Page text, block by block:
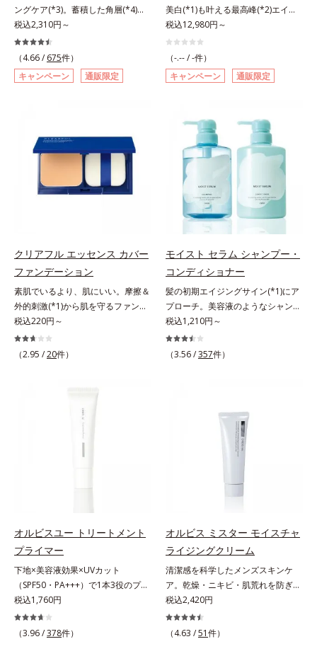
で、手軽においしくたんぱく質を摂
れます。*1 1杯分（約27g）当り。
コラーゲン含む。*2 ビタミンB1、
B2、B6、B12、ナイアシン、パン
トテン酸各商品の詳しい情報は商品
ページをご覧ください。・BEAUTY
ラ肌が長時間続きます。パウダータ
イプながら、SPF50+・PA++++。パ
ウダーならではの軽いつけごこち
で、日焼け止めが苦手な方にもおす
すめです。水や汗に強いスーパーウ
ォータープルーフ(*4)だから、レジ
合＝セミマット肌を叶える球状と板
状の粉体*2 シリカ6種類、セルロー
ス*3 シリカ配合＝皮脂を吸着する
粉体*4 化粧持ち性能
ングケア(*3)。蓄積した角層(*4)を
絡めとりくすみ(*5)を晴らす高密着
マイルドピーリング(*6)洗顔料。ハ
リも透明感(*7)も結果主義。年齢サ
イン(*8)の因子に着目した肌科学エ
イジングケア(*3)シリーズ。オルビ
原因に着目。加齢とともに現れる年
齢サインについて研究を進めたとこ
ろ、弾力感のない状態である「ハリ
のなさ」や、くすみ(*5)などが現れ
美容成分(*9)として「G.D.F.アクテ
ィベーター(*10)」を配合。そし
て、従来から配合している美白(*1)
有効成分「トラネキサム酸」を配合
しました。さらに、シリーズ共通の
美容成分「GLルートブースター
(*11)」を配合することで、肌のふ
アが叶うシリーズに。3ステップで
上向き(*12)のハリと透明感を。効
果的なシナジー設計で、あなたのエ
イジングケアを応援します。*1 メ
ラニンの生成を抑え、シミ・ソバカ
と*4 剥がれずに肌に蓄積した古い
角層*5 乾燥による*6 洗浄によ
る物理的効果*7 うるおいによる
*8 乾燥、ハリ・ツヤのなさ*9
保湿成分*10 ロニセラカエルレア
果汁、ノバラエキス配合＝うるおい
を与えハリと透明感に満ちた肌へ導
く保湿成分*11 メマツヨイグサ抽
出液、スイカズラエキス配合＝角層
税込2,310円～
（4.66 / 675件）
キャンペーン
通販限定
美白(*1)も叶える最高峰(*2)エイジ
ングケア(*3)。ハリも透明感(*4)も
結果主義。年齢サイン(*5)の因子に
着目した肌科学エイジングケア(*3)
シリーズ。オルビスユー ドットシ
リーズは、年齢による肌悩み一つ一
とともに現れる年齢サイン(*5)につ
いて研究を進めたところ、弾力感の
ない状態である「ハリのなさ」や、
くすみ(*6)などが現れている状態で
ある「透明感のなさ」が現れること
で大人の肌印象に大きな影響を与え
ていることが分かりました。そこで
オルビスユー ドットシリーズは美
容成分(*7)として「G.D.F.アクティ
ベーター(*8)」を配合。そして、従
来から配合している美白有効成分
「トラネキサム酸」を配合しまし
た。さらに、シリーズ共通の美容成
分(*7)「GLルートブースター(*9)」
を配合することで、肌のふっくら感
や透明感を叶えます。美白ケアしな
シナジー設計で、あなたのエイジン
グケアを応援します。*1 メラニン
の生成を抑え、シミ・ソバカスを防
ぐ（ウォッシュ除く）*2 オルビス
内スキンケアシリーズの保湿力*3
年齢に応じたお手入れのこと*4 う
るおいによる*5 乾燥、ハリ・ツヤ
ロニセラカエルレア果汁、ノバラエ
キス配合＝うるおいを与えハリと透
明感に満ちた肌へ導く保湿成分*9
メマツヨイグサ抽出液、スイカズラ
エキス配合＝角層のすみずみまで水
分・油分を保ち、ハリ・ツヤを与え
る保湿成分*10 気持ちのこと各商品
の詳しい情報は商品ページをご覧く
税込12,980円～
（-.-- / -件）
キャンペーン
通販限定
クリアフル エッセンス カバー
ファンデーション
素肌でいるより、肌にいい。摩擦＆
外的刺激(*1)から肌を守るファンデ
ーション。肌荒れやニキビがある
と、ファンデーションを塗っていい
か悩むもの。とはいえ、素肌のまま
れしやすい、ニキビができやすい人
こそ、肌負担が少ない低刺激設計の
ファンデーションで守るのがベス
ト。「クリアフル エッセンス カバ
ー ファンデーション」は紫外線吸
ことを考えた設計。さらに美容成分
に包まれた水分保持力の高い粉体や
和漢植物由来成分をはじめとした、
肌をいたわる保湿成分をたっぷり配
合しました。肌にやさしいだけでな
く、毛穴や凸凹、赤みをカバーし
て、自然な陶器肌を叶えます。*1
乾燥など*2 すべての人に皮膚刺激
がおきないというわけではありませ
税込220円～
（2.95 /20件）
モイスト セラム シャンプー・
コンディショナー
髪の初期エイジングサイン(*1)にア
プローチ。美容液のようなシャンプ
ー＆コンディショナーで触れていた
くなるうるツヤ髪へ。「髪のうねり
が気になる」「乾燥してパサつく」
トセラムシリーズ。まるでスキンケ
アアイテムのように美容液成分(*2)
を6つも配合。保水してうるおいを
逃さない成分と、深く浸透してうる
おいで満たす成分で、髪も地肌も贅
沢にケアします。さらにうるおいを
行き渡らせる浸透力と、うるおいを
用。髪のうねりを抑え、スタイリン
グのしやすい、ずっと触れていたく
なるうるツヤ髪へと導きます。ヒノ
キ、ラベンダー、ゼラニウムによる
リフレッシュアロマの香りで、バス
ルームがここちよいリラックス空間
に。*1 うねり、パサつき*2 保湿成
分
税込1,210円～
（3.56 /357件）
オルビスユー トリートメント
プライマー
下地×美容液効果×UVカット
（SPF50・PA+++）で1本3役のプラ
イマー。凹凸をつるんとなめらかに
(*1)整え、化粧ノリUPの高機能化粧
下地。“塗るたび高まる、素肌の美
税込1,760円
（3.96 /378件）
オルビス ミスター モイスチャ
ライジングクリーム
清潔感を科学したメンズスキンケ
ア。乾燥・ニキビ・肌荒れを防ぎハ
リ・ツヤのある、好印象な清潔透明
肌(*1)へ。オルビスミスターは、男
性の清潔感、爽やかさ、若々しさの
税込2,420円
（4.63 /51件）